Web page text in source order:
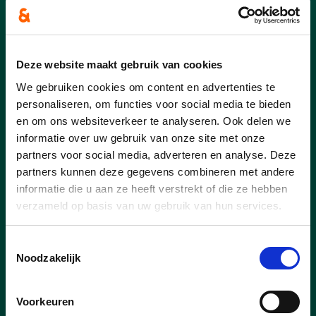
Deze website maakt gebruik van cookies
We gebruiken cookies om content en advertenties te
personaliseren, om functies voor social media te bieden
en om ons websiteverkeer te analyseren. Ook delen we
informatie over uw gebruik van onze site met onze
partners voor social media, adverteren en analyse. Deze
partners kunnen deze gegevens combineren met andere
informatie die u aan ze heeft verstrekt of die ze hebben
verzameld op basis van uw gebruik van hun services.
Noodzakelijk
Voorkeuren
Nieuwe concessionaris voor
Capellebeemden
27/07/26
Goed nieuws voor de inwoners van Klein-
Vorst en bij uitbreiding voor heel Laakdal.
ontmoetingscentrum Capellebeemden
BV, de onderneming achter onder andere
T’s DanceXplosion wordt door het College